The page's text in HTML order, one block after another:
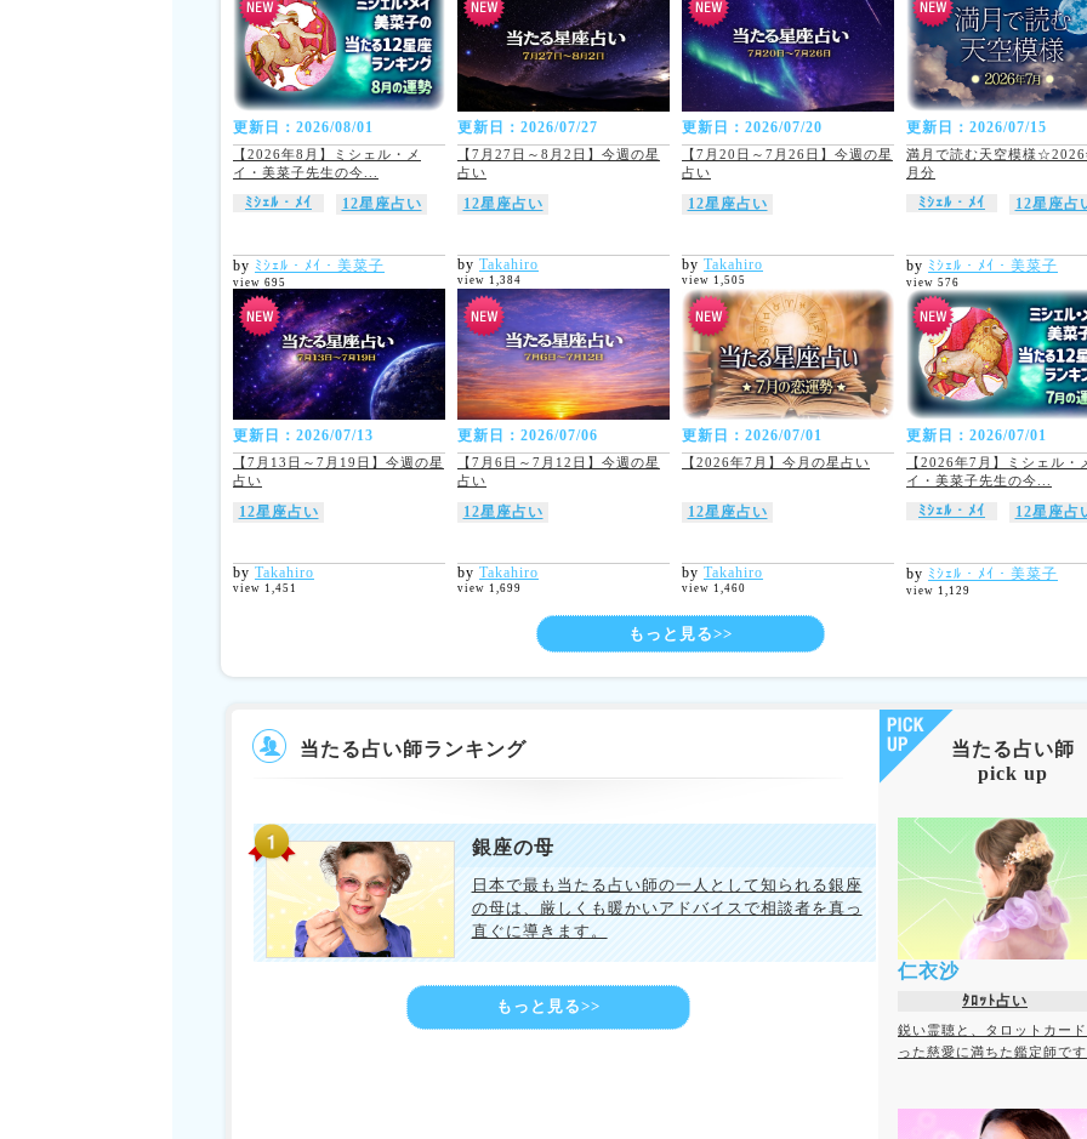
更新日：2026/08/01
【2026年8月】ミシェル・メ
イ・美菜子先生の今...
ﾐｼｪﾙ・ﾒｲ 12星座占い
by ﾐｼｪﾙ・ﾒｲ・美菜子
view 695
更新日：2026/07/27
【7月27日～8月2日】今週の星
占い
12星座占い
by Takahiro
view 1,384
更新日：2026/07/20
【7月20日～7月26日】今週の星
占い
12星座占い
by Takahiro
view 1,505
更新日：2026/07/15
満月で読む天空模様
月分
ﾐｼｪﾙ・ﾒｲ 12星座占
by ﾐｼｪﾙ・ﾒｲ・美菜子
view 576
更新日：2026/07/13
【7月13日～7月19日】今週の星
占い
12星座占い
by Takahiro
view 1,451
更新日：2026/07/06
【7月6日～7月12日】今週の星
占い
12星座占い
by Takahiro
view 1,699
更新日：2026/07/01
【2026年7月】今月の星占い
12星座占い
by Takahiro
view 1,460
更新日：2026/07/01
【2026年7月】ミシェル・
イ・美菜子先生の今...
ﾐｼｪﾙ・ﾒｲ 12星座占
by ﾐｼｪﾙ・ﾒｲ・美菜子
view 1,129
もっと見る>>
当たる占い師ランキング
銀座の母
日本で最も当たる占い師の一人として知られる銀座
の母は、厳しくも暖かいアドバイスで相談者を真っ
直ぐに導きます。
もっと見る>>
当たる占い師
pick up
仁衣沙
ﾀﾛｯﾄ占い
鋭い霊聴と、タロットカー
った慈愛に満ちた鑑定師です